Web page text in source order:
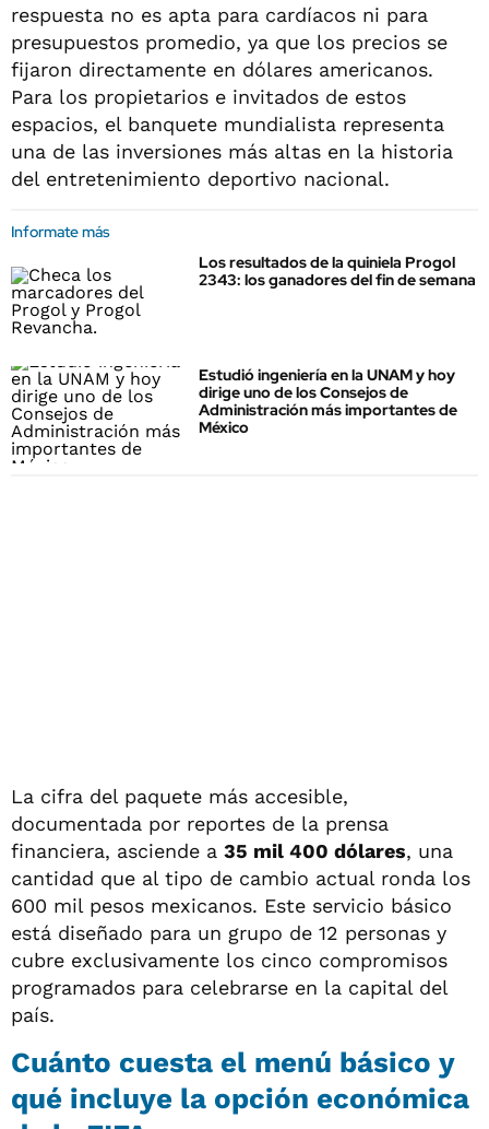
respuesta no es apta para cardíacos ni para
presupuestos promedio, ya que los precios se
fijaron directamente en dólares americanos.
Para los propietarios e invitados de estos
espacios, el banquete mundialista representa
una de las inversiones más altas en la historia
del entretenimiento deportivo nacional.
Informate más
Los resultados de la quiniela Progol
2343: los ganadores del fin de semana
Estudió ingeniería en la UNAM y hoy
dirige uno de los Consejos de
Administración más importantes de
México
La cifra del paquete más accesible,
documentada por reportes de la prensa
financiera, asciende a 35 mil 400 dólares, una
cantidad que al tipo de cambio actual ronda los
600 mil pesos mexicanos. Este servicio básico
está diseñado para un grupo de 12 personas y
cubre exclusivamente los cinco compromisos
programados para celebrarse en la capital del
país.
Cuánto cuesta el menú básico y
qué incluye la opción económica